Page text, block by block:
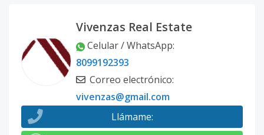
Vivenzas Real Estate
Celular / WhatsApp:
8099192393
Correo electrónico:
vivenzas@gmail.com
Llámame: